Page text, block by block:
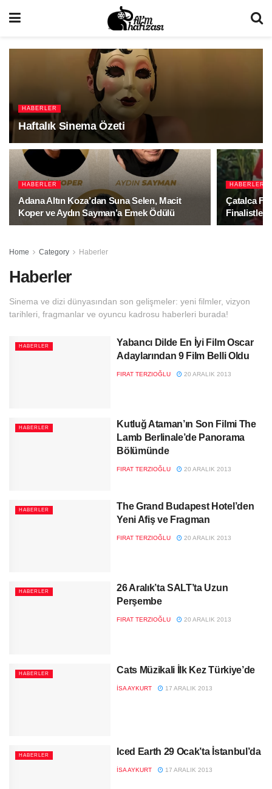
HABERLER
Haftalık Sinema Özeti
HABERLER
Adana Altın Koza’dan Suna Selen, Macit
Koper ve Aydın Sayman’a Emek Ödülü
HABERLER
Çatalca
Finalistleri
Home Category Haberler
Haberler
Sinema ve dizi dünyasından son gelişmeler: yeni filmler, vizyon
tarihleri, fragmanlar ve oyuncu kadrosu haberleri burada!
HABERLER
Yabancı Dilde En İyi Film Oscar
Adaylarından 9 Film Belli Oldu
FIRAT TERZIOĞLU 20 ARALIK 2013
HABERLER
Kutluğ Ataman’ın Son Filmi The
Lamb Berlinale’de Panorama
Bölümünde
FIRAT TERZIOĞLU 20 ARALIK 2013
HABERLER
The Grand Budapest Hotel’den
Yeni Afiş ve Fragman
FIRAT TERZIOĞLU 20 ARALIK 2013
HABERLER
26 Aralık’ta SALT’ta Uzun
Perşembe
FIRAT TERZIOĞLU 20 ARALIK 2013
HABERLER Cats Müzikali İlk Kez Türkiye’de
İSA AYKURT 17 ARALIK 2013
HABERLER Iced Earth 29 Ocak’ta İstanbul’da
İSA AYKURT 17 ARALIK 2013